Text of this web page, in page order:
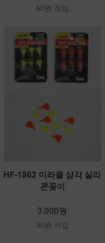
60원 적립
HF-1862 미라클 삼각 실리
콘꽂이
3,000원
30원 적립